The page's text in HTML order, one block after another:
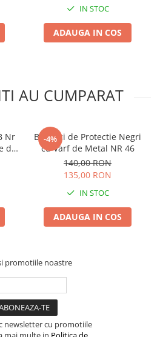
/
IN STOC
ADAUGA IN COS
AU CUMPARAT
Nr
de
-4%
Bocanci de Protectie Negri
cu Varf de Metal NR 46
140,00 RON
135,00 RON
IN STOC
ADAUGA IN COS
promotiile noastre
newsletter cu promotiile